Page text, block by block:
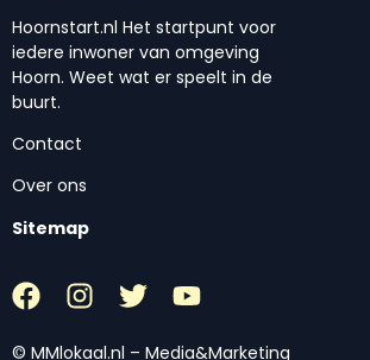
Hoornstart.nl Het startpunt voor
iedere inwoner van omgeving
Hoorn. Weet wat er speelt in de
buurt.
Contact
Over ons
Sitemap
© MMlokaal.nl – Media&Marketing